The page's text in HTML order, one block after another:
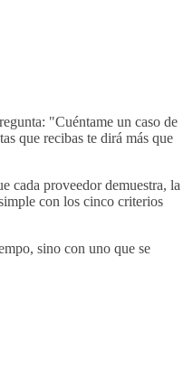
"Cuéntame un caso de
que recibas te dirá más que
cada proveedor demuestra, la
con los cinco criterios
sino con uno que se